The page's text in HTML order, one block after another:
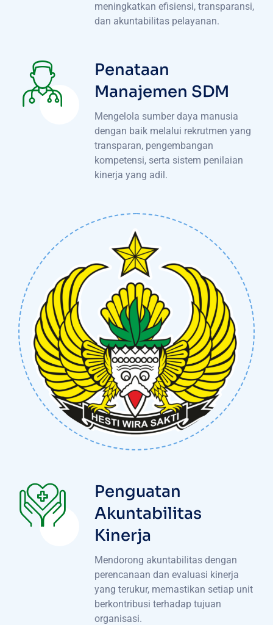
meningkatkan efisiensi, transparansi,
dan akuntabilitas pelayanan.
Penataan
Manajemen SDM
Mengelola sumber daya manusia
dengan baik melalui rekrutmen yang
transparan, pengembangan
kompetensi, serta sistem penilaian
kinerja yang adil.
Penguatan
Akuntabilitas
Kinerja
Mendorong akuntabilitas dengan
perencanaan dan evaluasi kinerja
yang terukur, memastikan setiap unit
berkontribusi terhadap tujuan
organisasi.